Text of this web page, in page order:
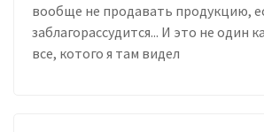
вообще не продавать продукцию,
заблагорассудится... И это не один
все, котого я там видел